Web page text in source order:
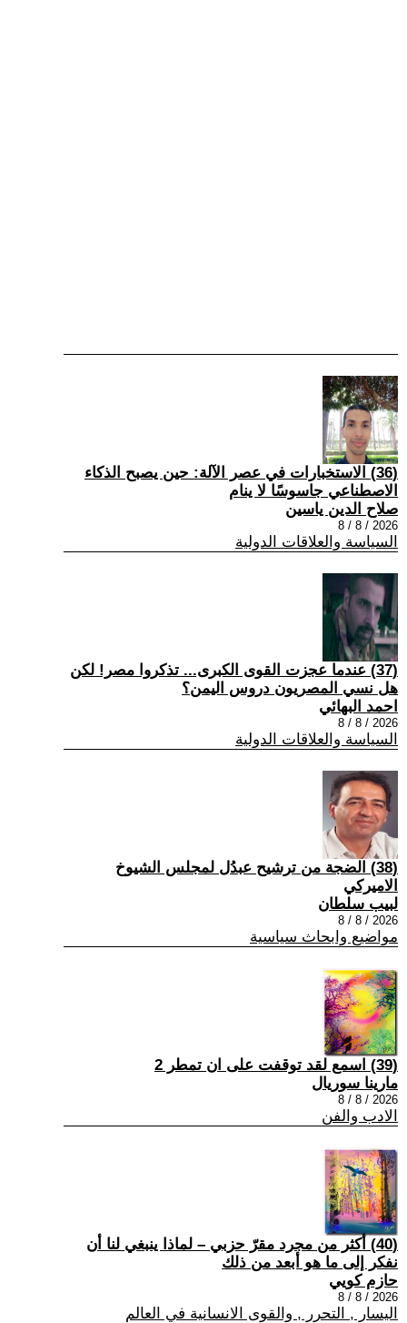
(36) الاستخبارات في عصر الآلة: حين يصبح الذكاء
الاصطناعي جاسوسًا لا ينام
صلاح الدين ياسين
2026 / 8 / 8
السياسة والعلاقات الدولية
(37) عندما عجزت القوى الكبرى... تذكروا مصر! لكن
هل نسي المصريون دروس اليمن؟
احمد البهائي
2026 / 8 / 8
السياسة والعلاقات الدولية
(38) الضجة من ترشيح عبدُل لمجلس الشيوخ
الاميركي
لبيب سلطان
2026 / 8 / 8
مواضيع وابحاث سياسية
(39) اسمع لقد توقفت على ان تمطر 2
مارينا سوريال
2026 / 8 / 8
الادب والفن
(40) أكثر من مجرد مقرّ حزبي – لماذا ينبغي لنا أن
نفكر إلى ما هو أبعد من ذلك
حازم كويي
2026 / 8 / 8
اليسار , التحرر , والقوى الانسانية في العالم